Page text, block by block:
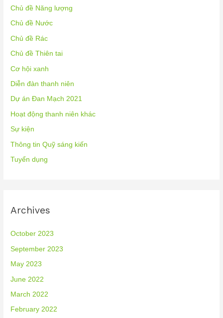
Chủ đề Năng lượng
Chủ đề Nước
Chủ đề Rác
Chủ đề Thiên tai
Cơ hội xanh
Diễn đàn thanh niên
Dự án Đan Mạch 2021
Hoạt động thanh niên khác
Sự kiện
Thông tin Quỹ sáng kiến
Tuyển dụng
Archives
October 2023
September 2023
May 2023
June 2022
March 2022
February 2022